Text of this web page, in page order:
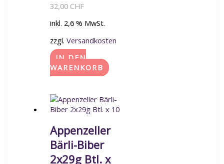
32,00 CHF
inkl. 2,6 % MwSt.
zzgl. Versandkosten
IN DEN
WARENKORB
Appenzeller
Bärli-Biber
2x29g Btl. x